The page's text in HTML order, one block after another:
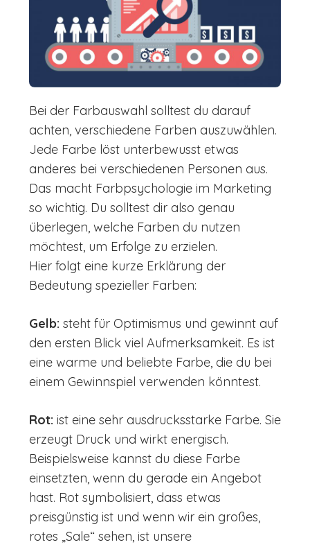
Bei der Farbauswahl solltest du darauf
achten, verschiedene Farben auszuwählen.
Jede Farbe löst unterbewusst etwas
anderes bei verschiedenen Personen aus.
Das macht Farbpsychologie im Marketing
so wichtig. Du solltest dir also genau
überlegen, welche Farben du nutzen
möchtest, um Erfolge zu erzielen.
Hier folgt eine kurze Erklärung der
Bedeutung spezieller Farben:
Gelb: steht für Optimismus und gewinnt auf
den ersten Blick viel Aufmerksamkeit. Es ist
eine warme und beliebte Farbe, die du bei
einem Gewinnspiel verwenden könntest.
Rot: ist eine sehr ausdrucksstarke Farbe. Sie
erzeugt Druck und wirkt energisch.
Beispielsweise kannst du diese Farbe
einsetzten, wenn du gerade ein Angebot
hast. Rot symbolisiert, dass etwas
preisgünstig ist und wenn wir ein großes,
rotes „Sale“ sehen, ist unsere